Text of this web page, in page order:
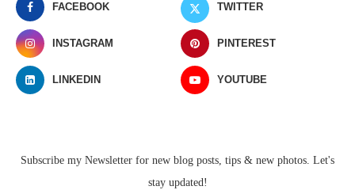
FACEBOOK TWITTER
INSTAGRAM PINTEREST
LINKEDIN YOUTUBE
Subscribe my Newsletter for new blog posts, tips & new photos. Let's
stay updated!